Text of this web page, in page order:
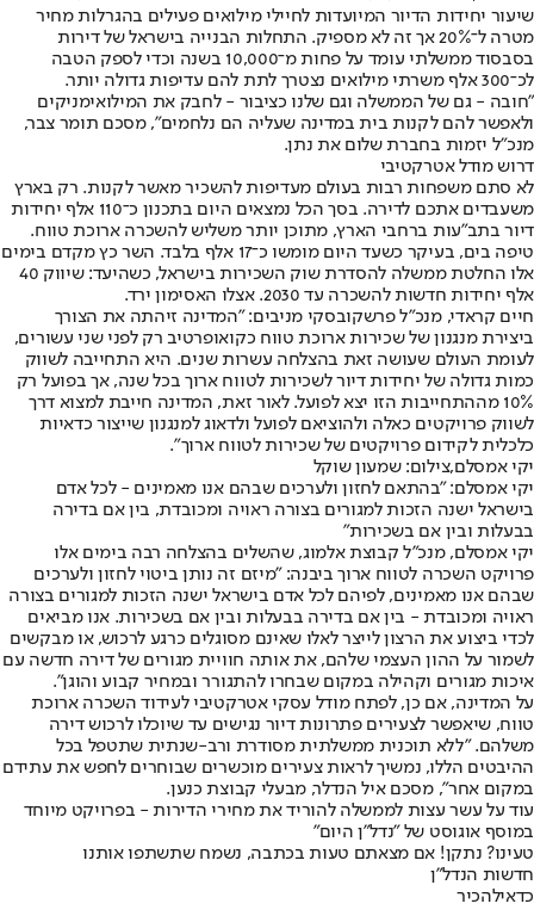
שיעור יחידות הדיור המיועדות לחיילי מילואים פעילים בהגרלות מחיר
מטרה ל־20% אך זה לא מספיק. התחלות הבנייה בישראל של דירות
בסבסוד ממשלתי עומד על פחות מ־10,000 בשנה וכדי לספק הטבה
לכ־300 אלף משרתי מילואים נצטרך לתת להם עדיפות גדולה יותר.
"חובה - גם של הממשלה וגם שלנו כציבור - לחבק את המילואימניקים
ולאפשר להם לקנות בית במדינה שעליה הם נלחמים", מסכם תומר צבר,
מנכ"ל יזמות בחברת שלום את נתן.
דרוש מודל אטרקטיבי
לא סתם משפחות רבות בעולם מעדיפות להשכיר מאשר לקנות. רק בארץ
משעבדים אתכם לדירה. בסך הכל נמצאים היום בתכנון כ־110 אלף יחידות
דיור בתב"עות ברחבי הארץ, מתוכן יותר משליש להשכרה ארוכת טווח.
טיפה בים, בעיקר כשעד היום מומשו כ־17 אלף בלבד. השר כץ מקדם בימים
אלו החלטת ממשלה להסדרת שוק השכירות בישראל, כשהיעד: שיווק 40
אלף יחידות חדשות להשכרה עד 2030. אצלו האסימון ירד.
חיים קראדי, מנכ"ל פרשקובסקי מניבים: "המדינה זיהתה את הצורך
ביצירת מנגנון של שכירות ארוכת טווח כקואופרטיב רק לפני שני עשורים,
לעומת העולם שעושה זאת בהצלחה עשרות שנים. היא התחייבה לשווק
כמות גדולה של יחידות דיור לשכירות לטווח ארוך בכל שנה, אך בפועל רק
10% מההתחייבות הזו יצא לפועל. לאור זאת, המדינה חייבת למצוא דרך
לשווק פרויקטים כאלה ולהוציאם לפועל ולדאוג למנגנון שייצור כדאיות
כלכלית לקידום פרויקטים של שכירות לטווח ארוך".
יקי אמסלם,צילום: שמעון שוקל
יקי אמסלם: "בהתאם לחזון ולערכים שבהם אנו מאמינים - לכל אדם
בישראל ישנה הזכות למגורים בצורה ראויה ומכובדת, בין אם בדירה
בבעלות ובין אם בשכירות"
יקי אמסלם, מנכ"ל קבוצת אלמוג, שהשלים בהצלחה רבה בימים אלו
פרויקט השכרה לטווח ארוך ביבנה: "מיזם זה נותן ביטוי לחזון ולערכים
שבהם אנו מאמינים, לפיהם לכל אדם בישראל ישנה הזכות למגורים בצורה
ראויה ומכובדת - בין אם בדירה בבעלות ובין אם בשכירות. אנו מביאים
לכדי ביצוע את הרצון לייצר לאלו שאינם מסוגלים כרגע לרכוש, או מבקשים
לשמור על ההון העצמי שלהם, את אותה חוויית מגורים של דירה חדשה עם
איכות מגורים וקהילה במקום שבחרו להתגורר ובמחיר קבוע והוגן".
על המדינה, אם כן, לפתח מודל עסקי אטרקטיבי לעידוד השכרה ארוכת
טווח, שיאפשר לצעירים פתרונות דיור נגישים עד שיוכלו לרכוש דירה
משלהם. "ללא תוכנית ממשלתית מסודרת ורב-שנתית שתטפל בכל
ההיבטים הללו, נמשיך לראות צעירים מוכשרים שבוחרים לחפש את עתידם
במקום אחר", מסכם איל הנדלר, מבעלי קבוצת כנען.
עוד על עשר עצות לממשלה להוריד את מחירי הדירות - בפרויקט מיוחד
במוסף אוגוסט של "נדל"ן היום"
טעינו? נתקן! אם מצאתם טעות בכתבה, נשמח שתשתפו אותנו
חדשות הנדל"ן
כדאילהכיר